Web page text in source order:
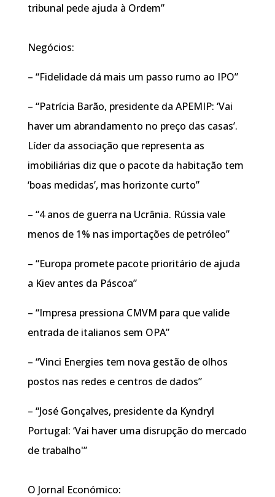
tribunal pede ajuda à Ordem”
Negócios:
– “Fidelidade dá mais um passo rumo ao IPO”
– “Patrícia Barão, presidente da APEMIP: ‘Vai
haver um abrandamento no preço das casas’.
Líder da associação que representa as
imobiliárias diz que o pacote da habitação tem
‘boas medidas’, mas horizonte curto”
– “4 anos de guerra na Ucrânia. Rússia vale
menos de 1% nas importações de petróleo”
– “Europa promete pacote prioritário de ajuda
a Kiev antes da Páscoa”
– “Impresa pressiona CMVM para que valide
entrada de italianos sem OPA”
– “Vinci Energies tem nova gestão de olhos
postos nas redes e centros de dados”
– “José Gonçalves, presidente da Kyndryl
Portugal: ‘Vai haver uma disrupção do mercado
de trabalho'”
O Jornal Económico: